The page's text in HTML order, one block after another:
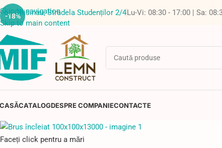
Skip to navigation
Skip to main content
or. Chisinau, Stradela Studenților 2/4Lu-Vi: 08:30 - 17:00 | Sa:
CATALOGDESPRE COMPANIECONTACTE
-18%
Faceți click pentru a mări